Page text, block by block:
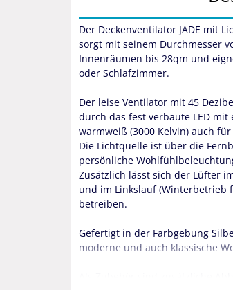
Der Deckenventilator JADE mit
sorgt mit seinem Durchmesser
Innenräumen bis 28qm und
oder Schlafzimmer.
Der leise Ventilator mit 45
durch das fest verbaute LED
warmweiß (3000 Kelvin) auch
Die Lichtquelle ist über die
persönliche
Zusätzlich lässt sich der Lüfter
und im Linkslauf (Winterbetrieb
betreiben.
Gefertigt in der Farbgebung
moderne und auch klassische